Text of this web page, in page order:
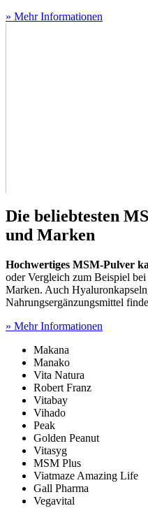
» Mehr Informationen
Die beliebtesten
und Marken
Hochwertiges MSM-Pulver
oder Vergleich zum Beispiel
Marken. Auch
Nahrungsergänzungsmittel
» Mehr Informationen
Makana
Manako
Vita Natura
Robert Franz
Vitabay
Vihado
Peak
Golden Peanut
Vitasyg
MSM Plus
Viatmaze Amazing Life
Gall Pharma
Vegavital